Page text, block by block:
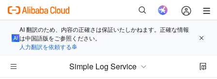
AI 翻訳のため、内容の正確さは保証いたしかねます。正確な情報
は中国語版をご参照ください。
人力翻訳を依頼する
Simple Log Service